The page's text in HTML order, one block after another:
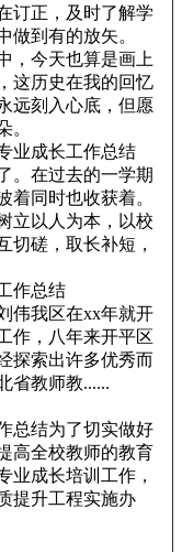
订正，及时了解学
做到有的放矢。
，今天也算是画上
这历史在我的回忆
远刻入心底，但愿
。
业成长工作总结
。在过去的一学期
着同时也收获着。
立以人为本，以校
切磋，取长补短，
作总结
伟我区在xx年就开
作，八年来开平区
探索出许多优秀而
省教师教......
总结为了切实做好
高全校教师的教育
业成长培训工作，
提升工程实施办